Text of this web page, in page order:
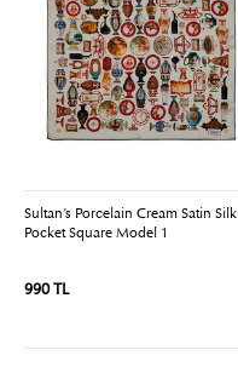
Sultan’s Porcelain Cream Satin Silk
Pocket Square Model 1
990 TL